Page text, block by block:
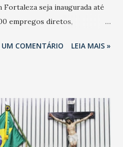
Fortaleza seja inaugurada até
empregos diretos,
anunciada oficialmente, mas
UM COMENTÁRIO LEIA MAIS »